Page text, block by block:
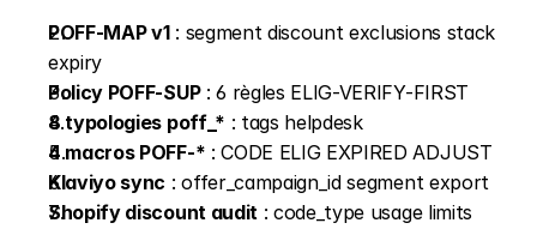
POFF-MAP v1 : segment discount exclusions stack
expiry
Policy POFF-SUP : 6 règles ELIG-VERIFY-FIRST
8 typologies poff_* : tags helpdesk
4 macros POFF-* : CODE ELIG EXPIRED ADJUST
Klaviyo sync : offer_campaign_id segment export
Shopify discount audit : code_type usage limits